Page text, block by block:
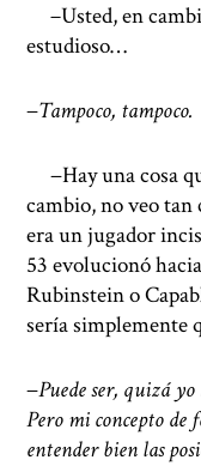
−Usted, en
estudioso…
−Tampoco, tampoco.
−Hay una cosa
cambio, no veo tan
era un jugador
53 evolucionó
Rubinstein o
sería simplemente
−Puede ser, quizá
Pero mi concepto de
entender bien las